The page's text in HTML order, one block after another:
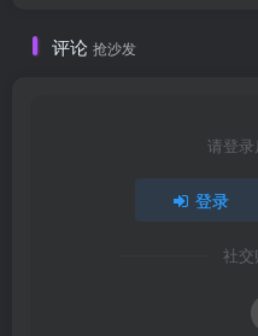
评论 抢沙发
请登
登录
社交